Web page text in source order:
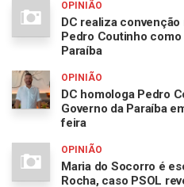
OPINIÃO
DC realiza
Pedro Coutinho
Paraíba
OPINIÃO
DC homologa Pedro
Governo da Paraíba
feira
OPINIÃO
Maria do Socorro é
Rocha, caso PSOL